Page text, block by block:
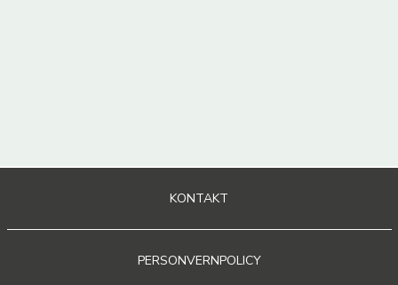
KONTAKT
PERSONVERNPOLICY